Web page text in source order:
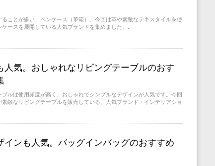
ことが多い、ペンケース（筆箱）。今回は革や素敵なテキスタイルを使
ースを展開している人気ブランドを集めました。..
人気。おしゃれなリビングテーブルのおす
ブルは使用頻度が高く、おしゃれでシンプルなデザインが人気です。今回
敵なリビングテーブルを販売している、人気ブランド・インテリアショ
インも人気。バッグインバッグのおすすめ